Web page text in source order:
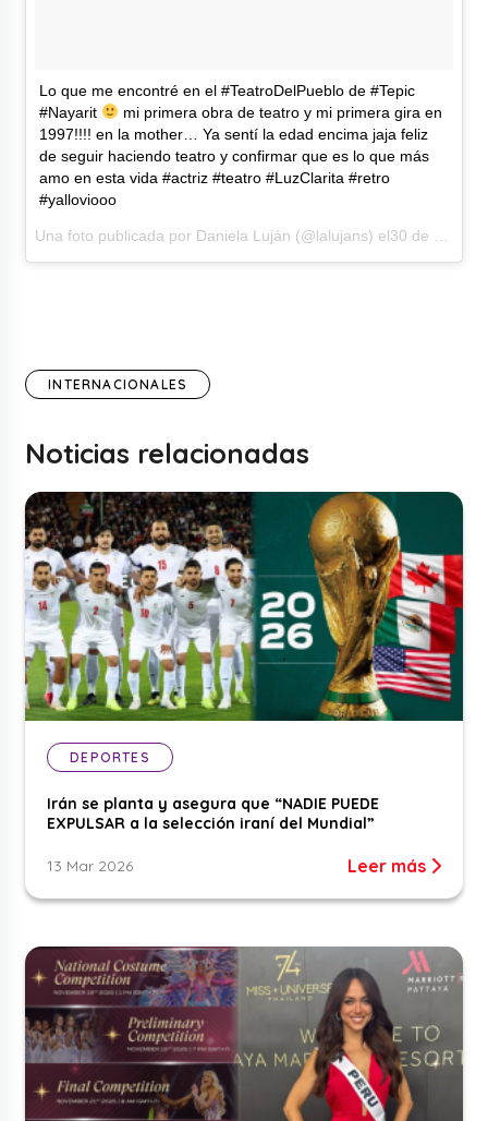
Lo que me encontré en el #TeatroDelPueblo de #Tepic
#Nayarit
mi primera obra de teatro y mi primera gira en
1997!!!! en la mother… Ya sentí la edad encima jaja feliz
de seguir haciendo teatro y confirmar que es lo que más
amo en esta vida #actriz #teatro #LuzClarita #retro
#yalloviooo
INTERNACIONALES
Noticias relacionadas
DEPORTES
Irán se planta y asegura que “NADIE PUEDE
EXPULSAR a la selección iraní del Mundial”
13 Mar 2026 Leer más